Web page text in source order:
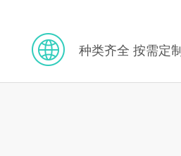
种类齐全 按需定制